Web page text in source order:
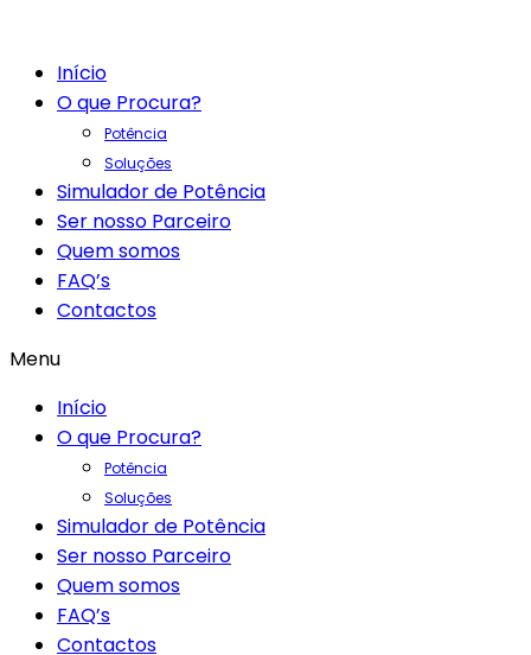
Início
O que Procura?
Potência
Soluções
Simulador de Potência
Ser nosso Parceiro
Quem somos
FAQ’s
Contactos
Menu
Início
O que Procura?
Potência
Soluções
Simulador de Potência
Ser nosso Parceiro
Quem somos
FAQ’s
Contactos